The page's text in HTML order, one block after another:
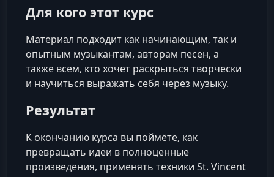
Для кого этот курс
Материал подходит как начинающим, так и
опытным музыкантам, авторам песен, а
также всем, кто хочет раскрыться творчески
и научиться выражать себя через музыку.
Результат
К окончанию курса вы поймёте, как
превращать идеи в полноценные
произведения, применять техники St. Vincent